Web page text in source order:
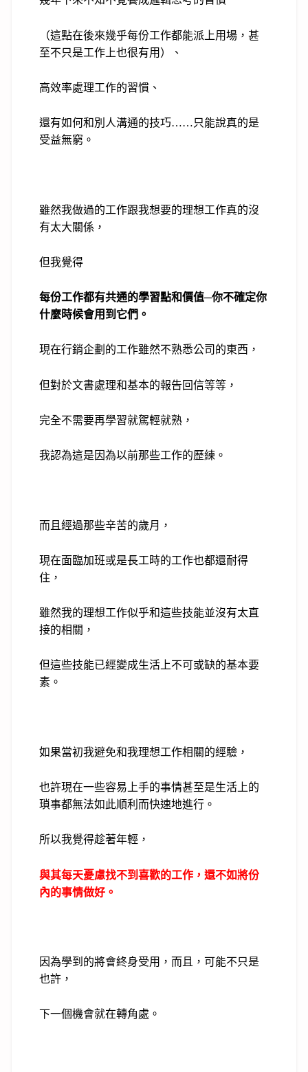
（這點在後來幾乎每份工作都能派上用場，甚
至不只是工作上也很有用）、
高效率處理工作的習慣、
還有如何和別人溝通的技巧……只能說真的是
受益無窮。
雖然我做過的工作跟我想要的理想工作真的沒
有太大關係，
但我覺得
每份工作都有共通的學習點和價值─你不確定你
什麼時候會用到它們。
現在行銷企劃的工作雖然不熟悉公司的東西，
但對於文書處理和基本的報告回信等等，
完全不需要再學習就駕輕就熟，
我認為這是因為以前那些工作的歷練。
而且經過那些辛苦的歲月，
現在面臨加班或是長工時的工作也都還耐得
住，
雖然我的理想工作似乎和這些技能並沒有太直
接的相關，
但這些技能已經變成生活上不可或缺的基本要
素。
如果當初我避免和我理想工作相關的經驗，
也許現在一些容易上手的事情甚至是生活上的
瑣事都無法如此順利而快速地進行。
所以我覺得趁著年輕，
與其每天憂慮找不到喜歡的工作，還不如將份
內的事情做好。
因為學到的將會終身受用，而且，可能不只是
也許，
下一個機會就在轉角處。